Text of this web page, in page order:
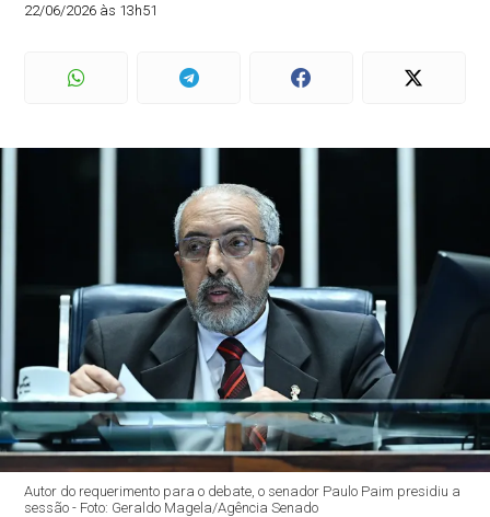
22/06/2026 às 13h51
Autor do requerimento para o debate, o senador Paulo Paim presidiu a
sessão - Foto: Geraldo Magela/Agência Senado